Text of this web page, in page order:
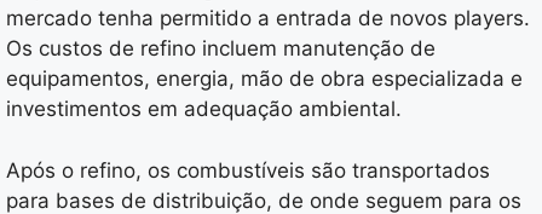
mercado tenha permitido a entrada de novos players.
Os custos de refino incluem manutenção de
equipamentos, energia, mão de obra especializada e
investimentos em adequação ambiental.
Após o refino, os combustíveis são transportados
para bases de distribuição, de onde seguem para os